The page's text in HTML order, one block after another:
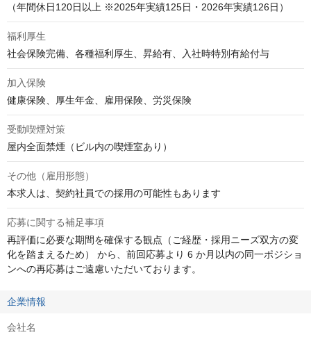
（年間休日120日以上 ※2025年実績125日・2026年実績126日）
福利厚生
社会保険完備、各種福利厚生、昇給有、入社時特別有給付与
加入保険
健康保険、厚生年金、雇用保険、労災保険
受動喫煙対策
屋内全面禁煙（ビル内の喫煙室あり）
その他（雇用形態）
本求人は、契約社員での採用の可能性もあります
応募に関する補足事項
再評価に必要な期間を確保する観点（ご経歴・採用ニーズ双方の変
化を踏まえるため） から、前回応募より 6 か月以内の同一ポジショ
ンへの再応募はご遠慮いただいております。
企業情報
会社名